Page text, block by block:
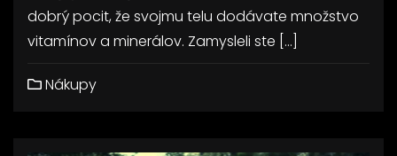
dobrý pocit, že svojmu telu dodávate množstvo
vitamínov a minerálov. Zamysleli ste […]
Nákupy